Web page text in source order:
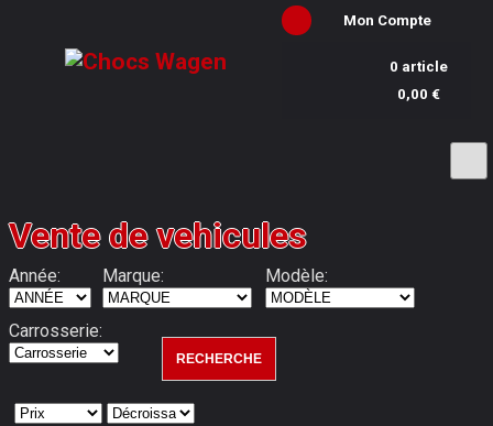
Mon Compte
0 article
0,00 €
Vente de vehicules
Année: Marque: Modèle:
Carrosserie: